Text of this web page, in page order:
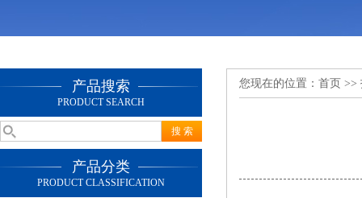
产品搜索
PRODUCT SEARCH
产品分类
PRODUCT CLASSIFICATION
您现在的位置： 首页 >>